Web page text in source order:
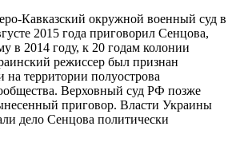
Кавказский окружной военный суд в
2015 года приговорил Сенцова,
в 2014 году, к 20 годам колонии
режиссер был признан
территории полуострова
Верховный суд РФ позже
приговор. Власти Украины
дело Сенцова политически